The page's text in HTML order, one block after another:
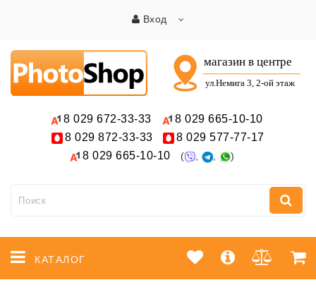
Вход
8 029 672-33-33 8 029 665-10-10
8 029 872-33-33 8 029 577-77-17
8 029 665-10-10 ( , , )
КАТАЛОГ